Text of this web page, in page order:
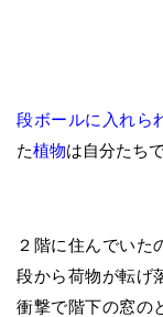
段ボールに入れら
た植物は自分たち
２階に住んでいた
段から荷物が転げ
衝撃で階下の窓の